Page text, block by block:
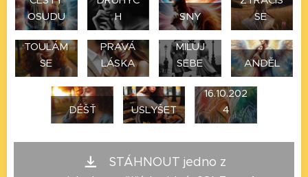
OSUDU
H
SNY
SE
TOULÁM
SE
PRAVÁ
LÁSKA
MILUJ
SEBE
ANDĚL
DÉŠŤ USLYŠET
enkaustik
a, Reels
16.10.202
4
STÁHNOUT jedno z